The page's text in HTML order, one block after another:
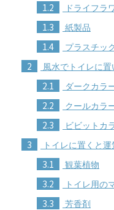
1.2 ドライフラ
1.3 紙製品
1.4 プラスチッ
2 風水でトイレに
2.1 ダークカラ
2.2 クールカラ
2.3 ビビットカ
3 トイレに置くと
3.1 観葉植物
3.2 トイレ用の
3.3 芳香剤